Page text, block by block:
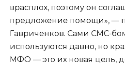
врасплох, поэтому он
предложение помощи», —
Гавриченков. Сами СМС-
используются давно, но
МФО — это их новая цель,